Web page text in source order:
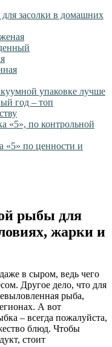
засолки в домашних
упаковке лучше
год – топ
«5», по контрольной
«5» по ценности и
рыбы для
жарки и
в сыром, ведь чего
Другое дело, что для
рыба,
А вот
– всегда пожалуйста,
блюд. Чтобы
стоит